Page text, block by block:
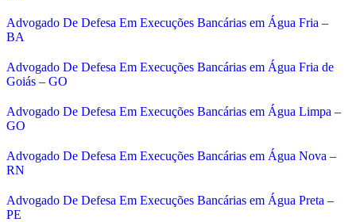
Advogado De Defesa Em Execuções Bancárias em Água Fria –
BA
Advogado De Defesa Em Execuções Bancárias em Água Fria de
Goiás – GO
Advogado De Defesa Em Execuções Bancárias em Água Limpa –
GO
Advogado De Defesa Em Execuções Bancárias em Água Nova –
RN
Advogado De Defesa Em Execuções Bancárias em Água Preta –
PE